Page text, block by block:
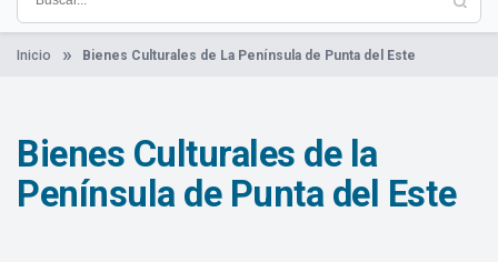
Inicio Bienes Culturales de La Península de Punta del Este
Bienes Culturales de la
Península de Punta del Este